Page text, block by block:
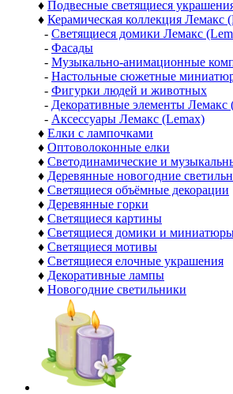
♦ Подвесные светящиеся
♦ Керамическая коллекция Лемакс
- Светящиеся домики Лемакс
- Фасады
- Музыкально-анимационные
- Настольные сюжетные
- Фигурки людей и животных
- Декоративные элементы Лемакс
- Аксессуары Лемакс (Lemax)
♦ Елки с лампочками
♦ Оптоволоконные елки
♦ Светодинамические и
♦ Деревянные новогодние
♦ Светящиеся объёмные декорации
♦ Деревянные горки
♦ Светящиеся картины
♦ Светящиеся домики и
♦ Светящиеся мотивы
♦ Светящиеся елочные украшения
♦ Декоративные лампы
♦ Новогодние светильники